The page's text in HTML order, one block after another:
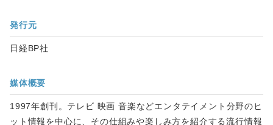
発行元
日経BP社
媒体概要
1997年創刊。テレビ 映画 音楽などエンタテイメント分野のヒ
ット情報を中心に、その仕組みや楽しみ方を紹介する流行情報